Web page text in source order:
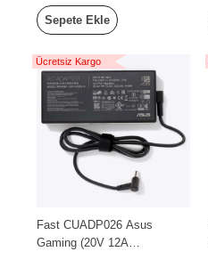
Sepete Ekle
Ücretsiz Kargo
Fast CUADP026 Asus
Gaming (20V 12A